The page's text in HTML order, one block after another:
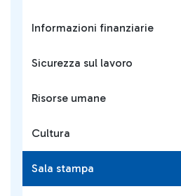
Informazioni finanziarie
Sicurezza sul lavoro
Risorse umane
Cultura
Sala stampa